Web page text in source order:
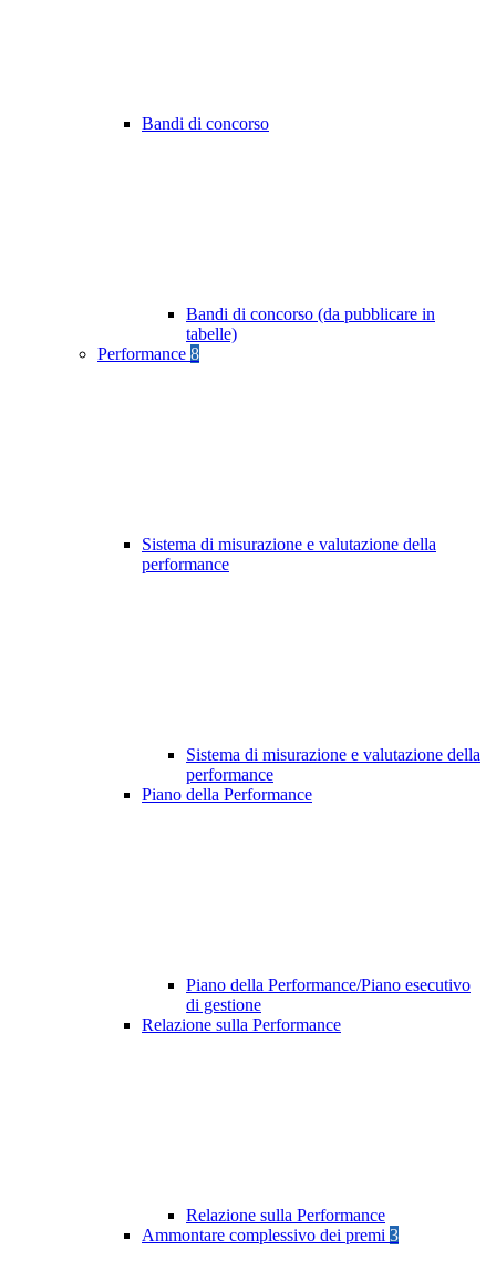
Bandi di concorso
Bandi di concorso (da pubblicare in
tabelle)
Performance 8
Sistema di misurazione e valutazione della
performance
Sistema di misurazione e valutazione della
performance
Piano della Performance
Piano della Performance/Piano esecutivo
di gestione
Relazione sulla Performance
Relazione sulla Performance
Ammontare complessivo dei premi 3